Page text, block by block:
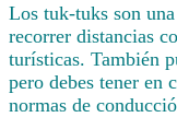
Los tuk-tuks son
recorrer distancias
turísticas. También
pero debes tener en
normas de